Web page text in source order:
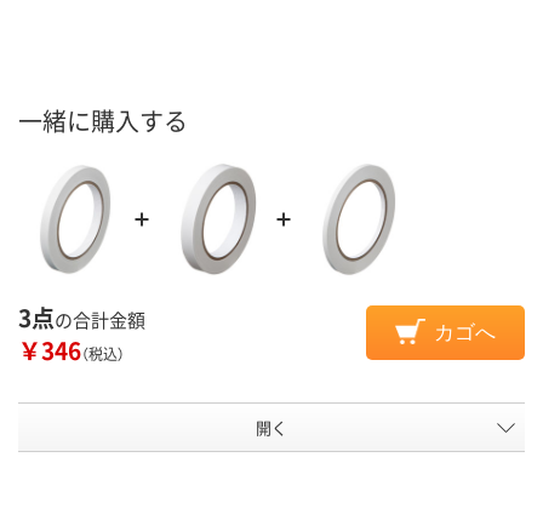
一緒に購入する
3点の合計金額
￥346（税込）
カゴへ
開く